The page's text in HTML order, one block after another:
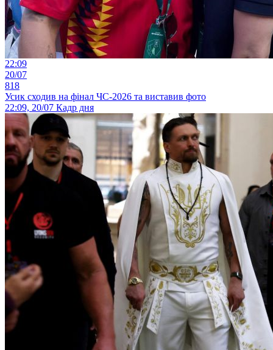
22:09
20/07
818
Усик сходив на фінал ЧС-2026 та виставив фото
22:09, 20/07 Кадр дня